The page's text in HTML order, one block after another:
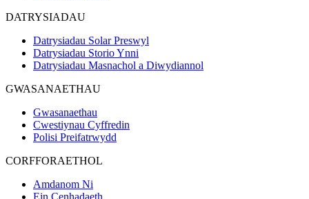
DATRYSIADAU
Datrysiadau Solar Preswyl
Datrysiadau Storio Ynni
Datrysiadau Masnachol a Diwydiannol
GWASANAETHAU
Gwasanaethau
Cwestiynau Cyffredin
Polisi Preifatrwydd
CORFFORAETHOL
Amdanom Ni
Ein Cenhadaeth